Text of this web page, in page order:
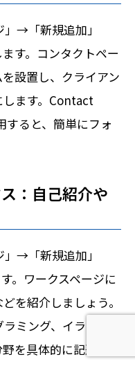
→「新規追加」
す。コンタクトペー
設置し、クライアン
します。Contact
すると、簡単にフォ
：自己紹介や
→「新規追加」
。ワークスページに
を紹介しましょう。
ミング、イラストレ
を具体的に記述しま